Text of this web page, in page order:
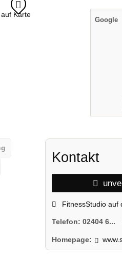
Google
Kontakt
FitnessStudio auf
Telefon:02404 6...
Homepage: